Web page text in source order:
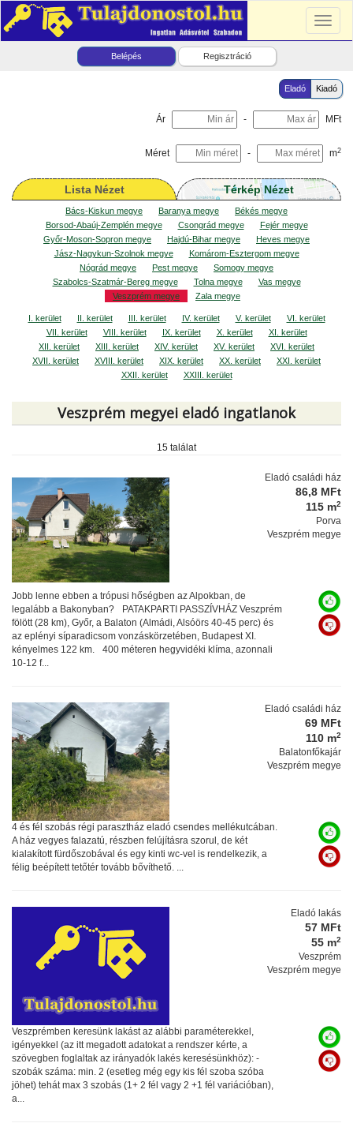
Belépés Regisztráció
Eladó Kiadó
Ár - MFt
Méret - m2
Lista Nézet Térkép Nézet
Bács-Kiskun megye Baranya megye
Békés megye
Borsod-Abaúj-Zemplén megye
Csongrád megye
Fejér megye
Győr-Moson-Sopron megye
Hajdú-Bihar megye
Heves megye
Jász-Nagykun-Szolnok megye
Komárom-Esztergom megye
Nógrád megye
Pest megye
Somogy megye
Szabolcs-Szatmár-Bereg megye
Tolna megye
Vas megye
Veszprém megye
Zala megye
I. kerület II. kerület III. kerület IV. kerület V. kerület
VI. kerület
VII. kerület
VIII. kerület IX. kerület X. kerület
XI. kerület
XII. kerület
XIII. kerület XIV. kerület XV. kerület
XVI. kerület
XVII. kerület
XVIII. kerület XIX. kerület XX. kerület
XXI. kerület
XXII. kerület
XXIII. kerület
Veszprém megyei eladó ingatlanok
15 találat
Eladó családi ház
86,8 MFt
115 m2
Porva
Veszprém megye
Jobb lenne ebben a trópusi hőségben az Alpokban, de
legalább a Bakonyban? PATAKPARTI PASSZÍVHÁZ Veszprém
fölött (28 km), Győr, a Balaton (Almádi, Alsóörs 40-45 perc) és
az eplényi síparadicsom vonzáskörzetében, Budapest XI.
kényelmes 122 km. 400 méteren hegyvidéki klíma, azonnali
10-12 f...
Eladó családi ház
69 MFt
110 m2
Balatonfőkajár
Veszprém megye
4 és fél szobás régi parasztház eladó csendes mellékutcában.
A ház vegyes falazatú, részben felújításra szorul, de két
kialakított fürdőszobával és egy kinti wc-vel is rendelkezik, a
félig beépített tetőtér tovább bővíthető. ...
Eladó lakás
57 MFt
55 m2
Veszprém
Veszprém megye
Veszprémben keresünk lakást az alábbi paraméterekkel,
igényekkel (az itt megadott adatokat a rendszer kérte, a
szövegben foglaltak az irányadók lakés keresésünkhöz): -
szobák száma: min. 2 (esetleg még egy kis fél szoba szóba
jöhet) tehát max 3 szobás (1+ 2 fél vagy 2 +1 fél variációban),
a...